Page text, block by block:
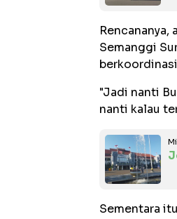
Rencananya,
Semanggi
"Jadi nanti
nanti kalau
Sementara